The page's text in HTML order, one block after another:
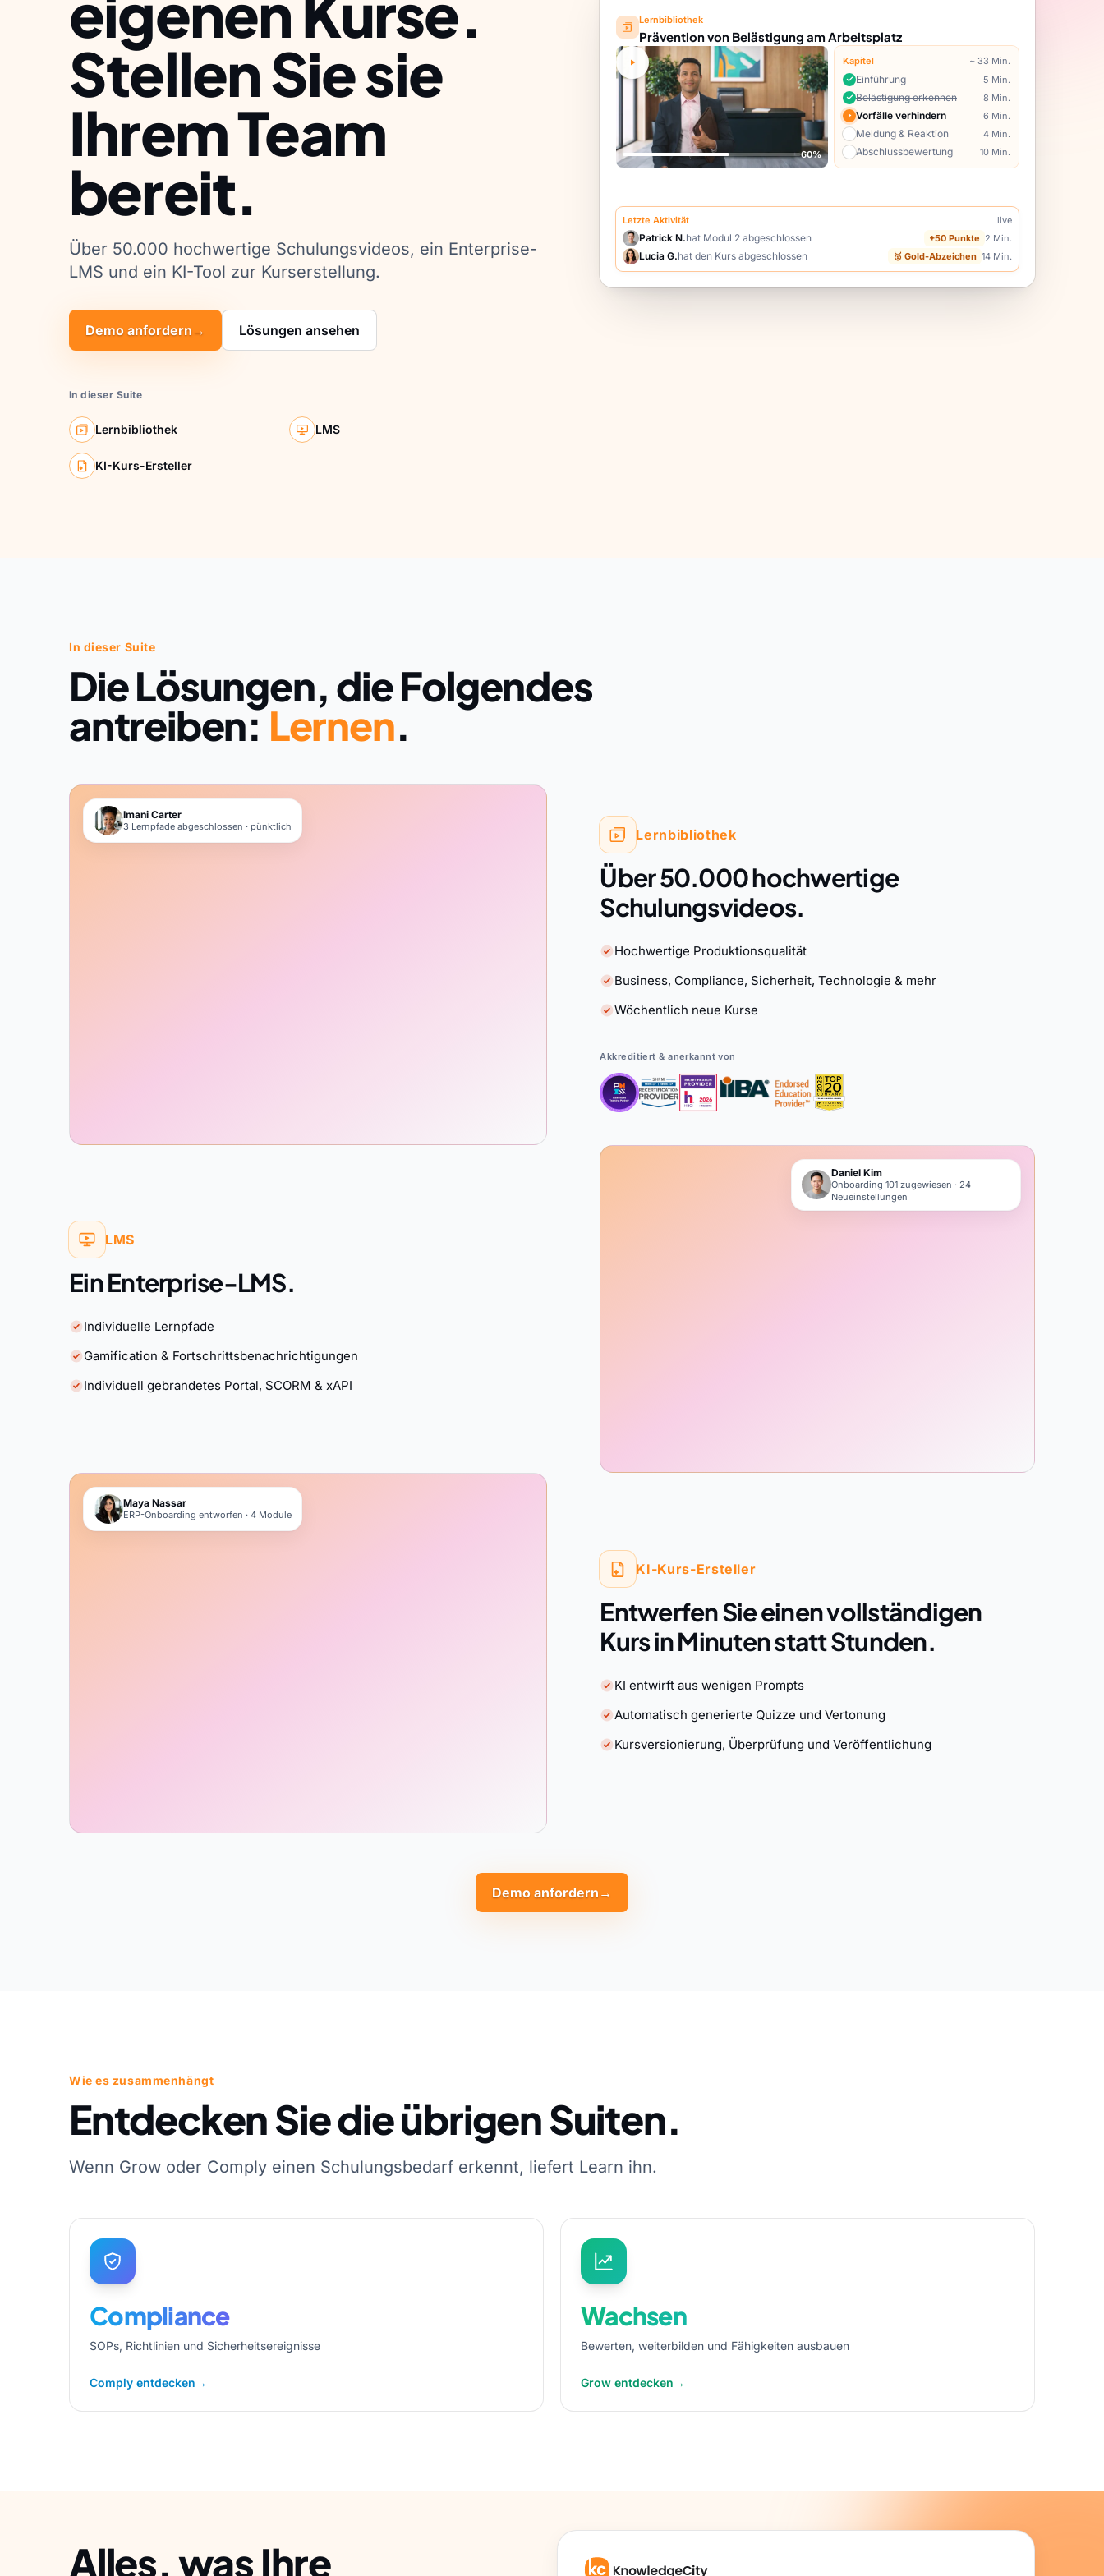
Stellen Sie sie
Ihrem Team
bereit.
Über 50.000 hochwertige Schulungsvideos, ein Enterprise-
LMS und ein KI-Tool zur Kurserstellung.
Demo anfordern → Lösungen ansehen
In dieser Suite
Lernbibliothek LMS
KI-Kurs-Ersteller
Lernbibliothek
Prävention von Belästigung am Arbeitsplatz
60%
Kapitel ~ 33 Min.
Einführung 5 Min.
Belästigung erkennen 8 Min.
Vorfälle verhindern 6 Min.
Meldung & Reaktion 4 Min.
Abschlussbewertung 10 Min.
Letzte Aktivität live
Patrick N.hat Modul 2 abgeschlossen +50 Punkte 2 Min.
Lucia G.hat den Kurs abgeschlossen 🥇 Gold-Abzeichen 14 Min.
In dieser Suite
Die Lösungen, die Folgendes
antreiben:Lernen.
Imani Carter
3 Lernpfade abgeschlossen · pünktlich
Lernbibliothek
Über 50.000 hochwertige
Schulungsvideos.
Hochwertige Produktionsqualität
Business, Compliance, Sicherheit, Technologie & mehr
Wöchentlich neue Kurse
Akkreditiert & anerkannt von
LMS
Ein Enterprise-LMS.
Individuelle Lernpfade
Gamification & Fortschrittsbenachrichtigungen
Individuell gebrandetes Portal, SCORM & xAPI
Daniel Kim
Onboarding 101 zugewiesen · 24
Neueinstellungen
Maya Nassar
ERP-Onboarding entworfen · 4 Module
KI-Kurs-Ersteller
Entwerfen Sie einen vollständigen
Kurs in Minuten statt Stunden.
KI entwirft aus wenigen Prompts
Automatisch generierte Quizze und Vertonung
Kursversionierung, Überprüfung und Veröffentlichung
Demo anfordern →
Wie es zusammenhängt
Entdecken Sie die übrigen Suiten.
Wenn Grow oder Comply einen Schulungsbedarf erkennt, liefert Learn ihn.
Compliance
SOPs, Richtlinien und Sicherheitsereignisse
Comply entdecken→
Wachsen
Bewerten, weiterbilden und Fähigkeiten ausbauen
Grow entdecken→
Alles, was Ihre